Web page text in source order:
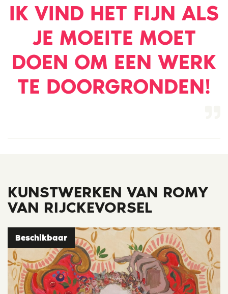
IK VIND HET FIJN ALS
JE MOEITE MOET
DOEN OM EEN WERK
TE DOORGRONDEN!
KUNSTWERKEN VAN ROMY
VAN RIJCKEVORSEL
Beschikbaar